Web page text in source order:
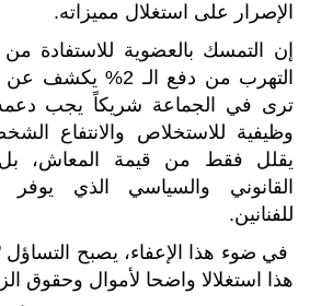
الإصرار على استغلال مميزاته.
إن التمسك بالعضوية للاستفادة
التهرب من دفع الـ
ترى في الجماعة شريكاً يجب
وظيفية للاستخلاص والانتفاع
يقلل فقط من قيمة المعاش، بل
القانوني والسياسي الذي يوفر
للفنانين.
في ضوء هذا الإعفاء، يصبح
هذا استغلالا واضحا لأموال وحقوق